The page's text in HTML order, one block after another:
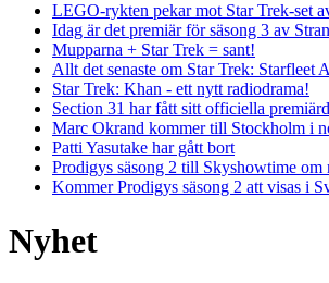
LEGO-rykten pekar mot Star Trek-set
Idag är det premiär för säsong 3 av
Mupparna + Star Trek = sant!
Allt det senaste om Star Trek: Starfleet
Star Trek: Khan - ett nytt radiodrama!
Section 31 har fått sitt officiella
Marc Okrand kommer till Stockholm i
Patti Yasutake har gått bort
Prodigys säsong 2 till Skyshowtime om
Kommer Prodigys säsong 2 att visas i
Nyhet